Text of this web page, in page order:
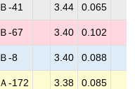
Ｂ-41 3.44 0.065
Ｂ-67 3.40 0.102
Ｂ-8 3.40 0.088
Ａ-172 3.38 0.085